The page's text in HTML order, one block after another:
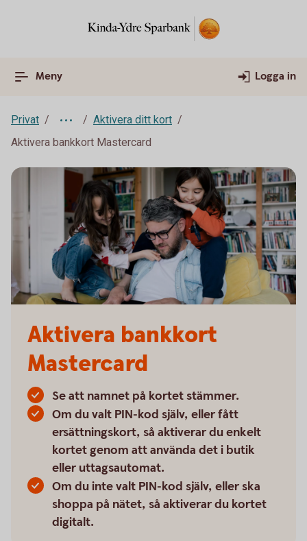
Meny Logga in
Privat
Aktivera ditt kort
Aktivera bankkort Mastercard
Aktivera bankkort
Mastercard
Se att namnet på kortet stämmer.
Om du valt PIN-kod själv, eller fått
ersättningskort, så aktiverar du enkelt
kortet genom att använda det i butik
eller uttagsautomat.
Om du inte valt PIN-kod själv, eller ska
shoppa på nätet, så aktiverar du kortet
digitalt.